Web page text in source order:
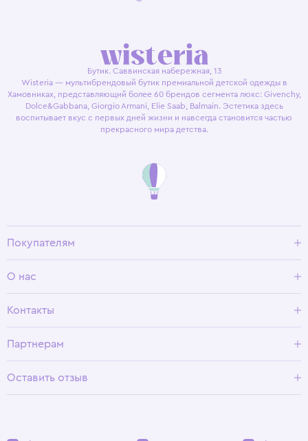
Бутик. Саввинская набережная, 13
Wisteria — мультибрендовый бутик премиальной детской одежды в
Хамовниках, представляющий более 60 брендов сегмента люкс: Givenchy,
Dolce&Gabbana, Giorgio Armani, Elie Saab, Balmain. Эстетика здесь
воспитывает вкус с первых дней жизни и навсегда становится частью
прекрасного мира детства.
Покупателям
Условия возврата
О нас
Программа лояльности
Контакты
Партнерам
Оставить отзыв